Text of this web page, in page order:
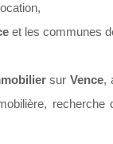
et les communes
surVence,
recherche